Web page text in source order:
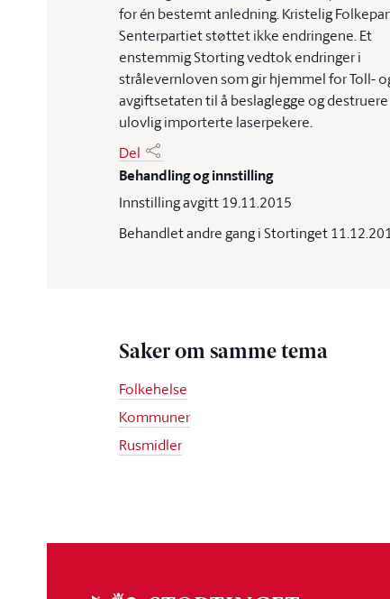
for én bestemt anledning. Kristelig
Senterpartiet støttet ikke endringene. Et
enstemmig Storting vedtok endringer i
strålevernloven som gir hjemmel for Toll-
avgiftsetaten til å beslaglegge og destruere
ulovlig importerte laserpekere.
Del
Behandling og innstilling
Innstilling avgitt 19.11.2015
Behandlet andre gang i Stortinget
Saker om samme tema
Folkehelse
Kommuner
Rusmidler